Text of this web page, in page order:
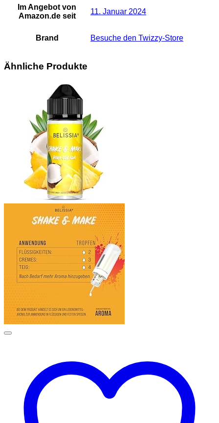
Im Angebot von
Amazon.de seit
11. Januar 2024
Brand Besuche den Twizzy-Store
Ähnliche Produkte